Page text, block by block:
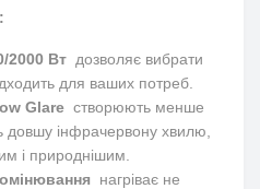
2000 Вт дозволяє вибрати
для ваших потреб.
Glare створюють менше
довшу інфрачервону хвилю,
і природнішим.
нагріває не